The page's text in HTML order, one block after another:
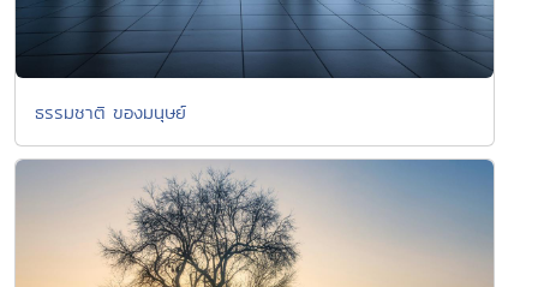
ธรรมชาติ ของมนุษย์